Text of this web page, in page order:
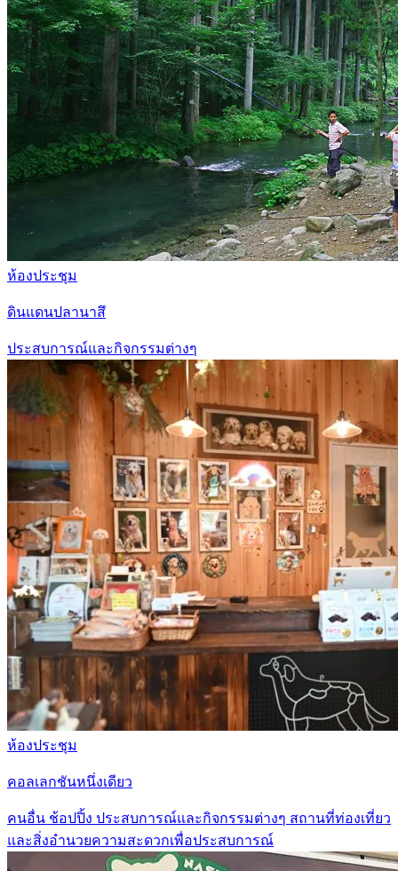
ห้องประชุม
ดินแดนปลานาสึ
ประสบการณ์และกิจกรรมต่างๆ
ห้องประชุม
คอลเลกชันหนึ่งเดียว
คนอื่น ช้อปปิ้ง ประสบการณ์และกิจกรรมต่างๆ สถานที่ท่องเที่ยว
และสิ่งอำนวยความสะดวกเพื่อประสบการณ์